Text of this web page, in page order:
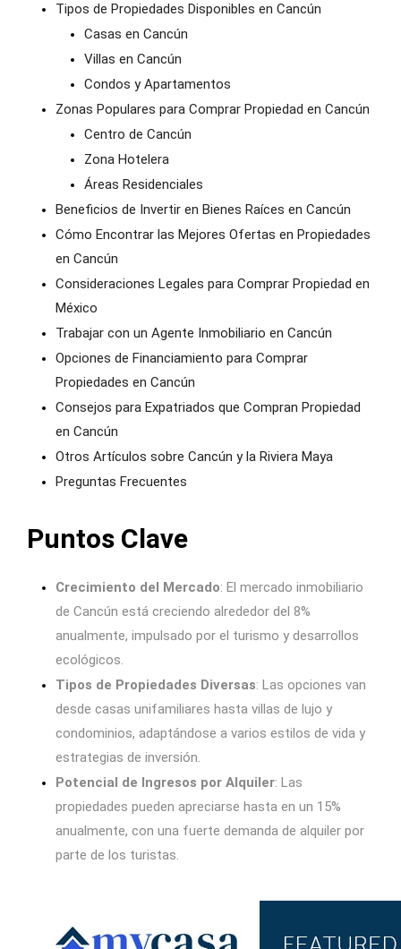
Tipos de Propiedades Disponibles en Cancún
Casas en Cancún
Villas en Cancún
Condos y Apartamentos
Zonas Populares para Comprar Propiedad en Cancún
Centro de Cancún
Zona Hotelera
Áreas Residenciales
Beneficios de Invertir en Bienes Raíces en Cancún
Cómo Encontrar las Mejores Ofertas en Propiedades
en Cancún
Consideraciones Legales para Comprar Propiedad en
México
Trabajar con un Agente Inmobiliario en Cancún
Opciones de Financiamiento para Comprar
Propiedades en Cancún
Consejos para Expatriados que Compran Propiedad
en Cancún
Otros Artículos sobre Cancún y la Riviera Maya
Preguntas Frecuentes
Puntos Clave
Crecimiento del Mercado: El mercado inmobiliario
de Cancún está creciendo alrededor del 8%
anualmente, impulsado por el turismo y desarrollos
ecológicos.
Tipos de Propiedades Diversas: Las opciones van
desde casas unifamiliares hasta villas de lujo y
condominios, adaptándose a varios estilos de vida y
estrategias de inversión.
Potencial de Ingresos por Alquiler: Las
propiedades pueden apreciarse hasta en un 15%
anualmente, con una fuerte demanda de alquiler por
parte de los turistas.